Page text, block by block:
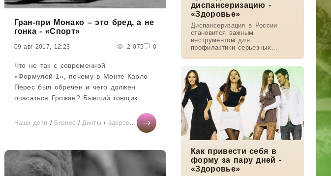
Бизнес /СТАТЬИ/Красота/Беременность/Новости звезд Мир женщины
Гран-при Монако – это бред, а не
гонка - «Спорт»
09 авг 2017, 12:23 2 075 0
Что не так с современной
«Формулой-1», почему в Монте-Карло
Перес был обречен и чего должен
опасаться Грожан? Бывший гонщик
Монако.Комментируя Гран-при Монако
на BBC, я сказал, что это бред, а не
мнения. Обычно я нахожусь в
Наши дети / Бизнес /Диеты / Здоровье /Тесты онлайн/ Мода /Отношения /СТАТЬИ /Истории из
диспансеризацию -
«Здоровье»
Диспансеризация в России
становится важным
инструментом для
профилактики серьезных
сосудистых, сахарного диабета
и хронической обструктивной
Как привести себя в
форму за пару дней -
«Здоровье»